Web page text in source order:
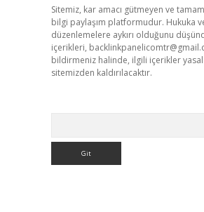
Sitemiz, kar amacı gütmeyen ve
bilgi paylaşım platformudur. Hukuka
düzenlemelere aykırı olduğunu
içerikleri,
bildirmeniz halinde, ilgili içerikler
sitemizden kaldırılacaktır.